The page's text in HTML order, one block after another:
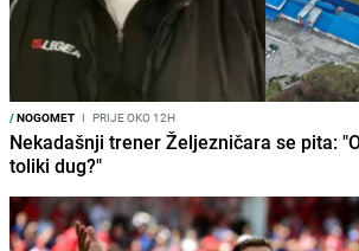
/NOGOMET I PRIJE OKO 12H
Nekadašnji trener Željezničara se pita:
toliki dug?"